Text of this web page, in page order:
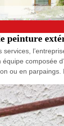
peinture
services,
composée
ou en